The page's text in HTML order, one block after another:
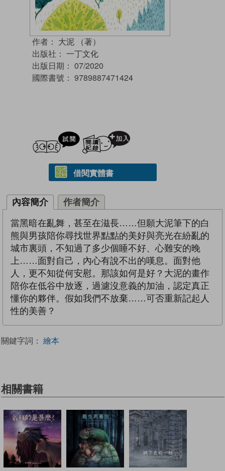
作者： 大泥 （著）
出版社： 一丁文化
出版日期： 07/2020
國際書號： 9789887471424
試閲
借閱實體書
內容簡介 作者簡介
當黑暗在亂舞，甚至在滋長……但願大泥筆下的白
熊與男孩陪你尋找世界點點的美好與亮光在紛亂的
城市裏頭，不知過了多少個睡不好、心難安的晚
上……面對自己，內心有說不出的嘆息。面對他
人，更不知從何安慰。那該如何是好？大泥的畫作
陪你在低谷中放逐，過濾沒意義的加油，認定真正
懂你的夥伴。假如我們不放棄……可否重新記起人
性的美善？
關鍵字詞： 繪本
相關書籍